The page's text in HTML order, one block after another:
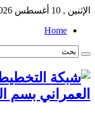
الإثنين , 10 أغسطس 2026
Home
العمراني بسم